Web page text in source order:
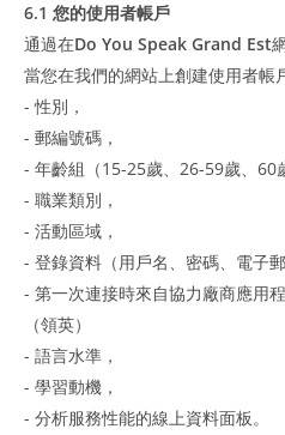
6.1 您的使用者帳戶
通過在Do You Speak Grand Est
當您在我們的網站上創建使用者帳
- 性別，
- 郵編號碼，
- 年齡組（15-25歲、26-59歲、60
- 職業類別，
- 活動區域，
- 登錄資料（用戶名、密碼、電子
- 第一次連接時來自協力廠商應用
（領英）
- 語言水準，
- 學習動機，
- 分析服務性能的線上資料面板。